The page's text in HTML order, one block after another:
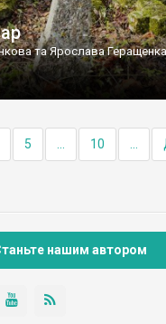
та Ярослава Геращенка
5 10
нашим автором